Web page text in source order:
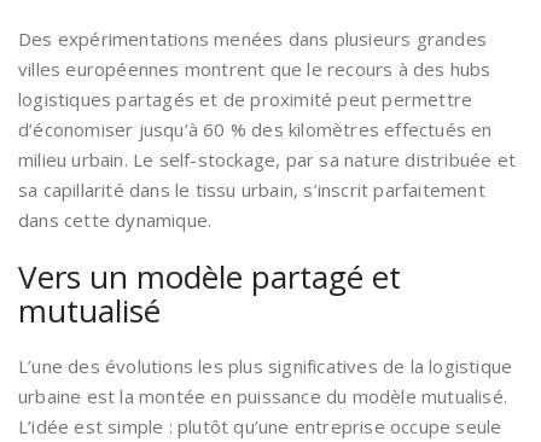
Des expérimentations menées dans plusieurs grandes
villes européennes montrent que le recours à des hubs
logistiques partagés et de proximité peut permettre
d’économiser jusqu’à 60 % des kilomètres effectués en
milieu urbain. Le self-stockage, par sa nature distribuée et
sa capillarité dans le tissu urbain, s’inscrit parfaitement
dans cette dynamique.
Vers un modèle partagé et
mutualisé
L’une des évolutions les plus significatives de la logistique
urbaine est la montée en puissance du modèle mutualisé.
L’idée est simple : plutôt qu’une entreprise occupe seule